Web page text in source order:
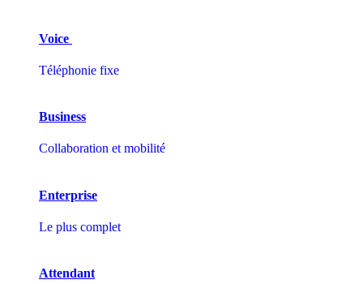
Voice
Téléphonie fixe
Business
Collaboration et mobilité
Enterprise
Le plus complet
Attendant